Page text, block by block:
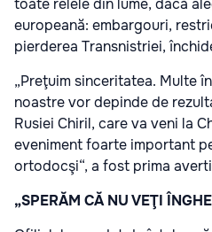
europeană: embargouri,
pierderea Transnistriei,
„Preţuim sinceritatea. Multe
noastre vor depinde de
Rusiei Chiril, care va veni la
eveniment foarte important
ortodocşi“, a fost prima
„SPERĂM CĂ NU VEŢI